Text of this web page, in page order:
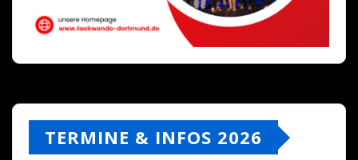
TERMINE & INFOS 2026